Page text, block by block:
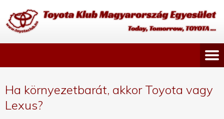
Ha környezetbarát, akkor Toyota vagy
Lexus?